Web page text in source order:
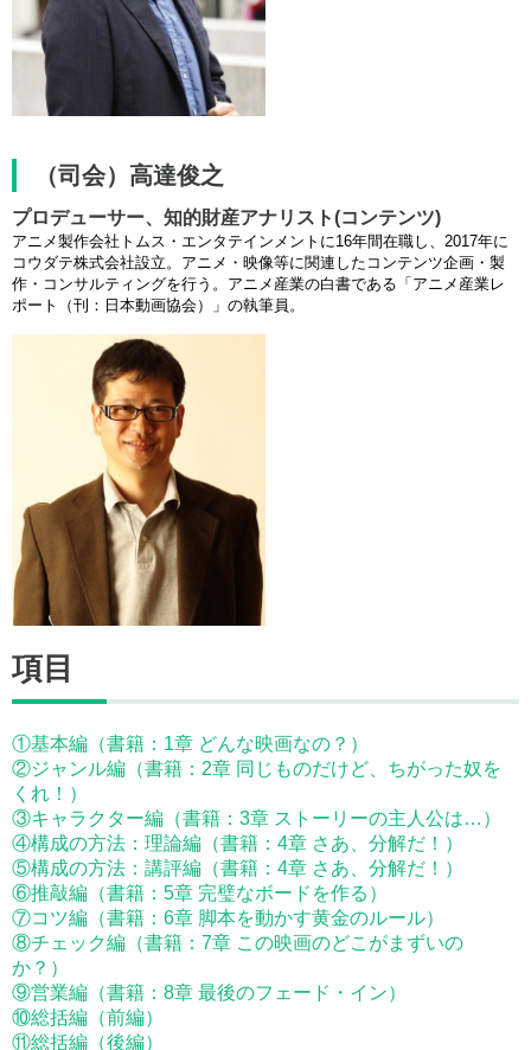
（司会）高達俊之
プロデューサー、知的財産アナリスト(コンテンツ)
アニメ製作会社トムス・エンタテインメントに16年間在職し、2017年に
コウダテ株式会社設立。アニメ・映像等に関連したコンテンツ企画・製
作・コンサルティングを行う。アニメ産業の白書である「アニメ産業レ
ポート（刊：日本動画協会）」の執筆員。
項目
①基本編（書籍：1章 どんな映画なの？）
②ジャンル編（書籍：2章 同じものだけど、ちがった奴を
くれ！）
③キャラクター編（書籍：3章 ストーリーの主人公は…）
④構成の方法：理論編（書籍：4章 さあ、分解だ！）
⑤構成の方法：講評編（書籍：4章 さあ、分解だ！）
⑥推敲編（書籍：5章 完璧なボードを作る）
⑦コツ編（書籍：6章 脚本を動かす黄金のルール）
⑧チェック編（書籍：7章 この映画のどこがまずいの
か？）
⑨営業編（書籍：8章 最後のフェード・イン）
⑩総括編（前編）
⑪総括編（後編）